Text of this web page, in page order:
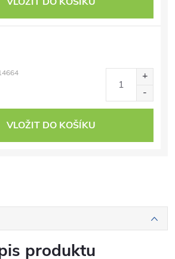
VLOŽIT DO KOŠÍKU
produktu